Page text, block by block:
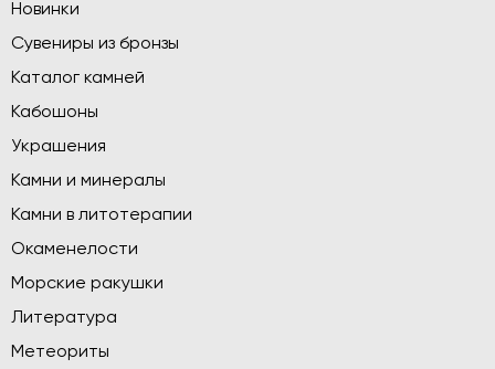
Новинки
Сувениры из бронзы
Каталог камней
Кабошоны
Украшения
Камни и минералы
Камни в литотерапии
Окаменелости
Морские ракушки
Литература
Метеориты